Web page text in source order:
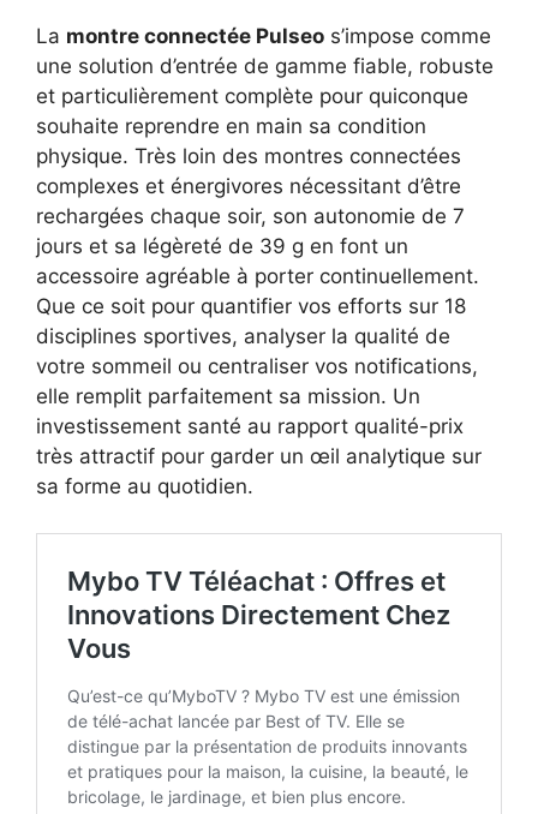
La montre connectée Pulseo s’impose comme
une solution d’entrée de gamme fiable, robuste
et particulièrement complète pour quiconque
souhaite reprendre en main sa condition
physique. Très loin des montres connectées
complexes et énergivores nécessitant d’être
rechargées chaque soir, son autonomie de 7
jours et sa légèreté de 39 g en font un
accessoire agréable à porter continuellement.
Que ce soit pour quantifier vos efforts sur 18
disciplines sportives, analyser la qualité de
votre sommeil ou centraliser vos notifications,
elle remplit parfaitement sa mission. Un
investissement santé au rapport qualité-prix
très attractif pour garder un œil analytique sur
sa forme au quotidien.